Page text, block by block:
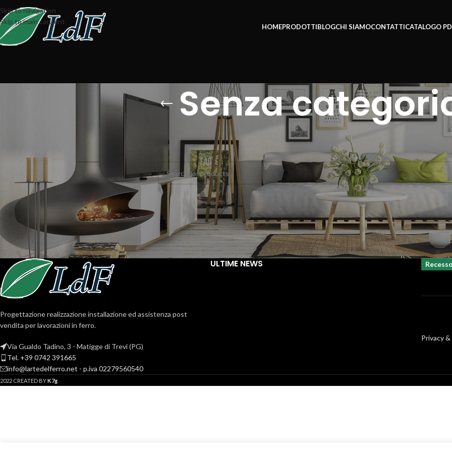
Skip to navigation
Skip to main content
HOMEPRODOTTIBLOGCHI SIAMOCONTATTICATALOGO
Senza
Senza categoria
Non è stato trovato nessun prodotto che corrisponde alla tua selezione.
Progettazione realizzazione installazione ed assistenza post
vendita per lavorazioni in ferro.
Via Gualdo Tadino, 3 - Matigge di Trevi (PG)
Tel. +39 0742 391665
info@lartedelferro.net - p.iva 02279560540
ULTIME NEWS
Privacy
2022 CREATED BYK7g